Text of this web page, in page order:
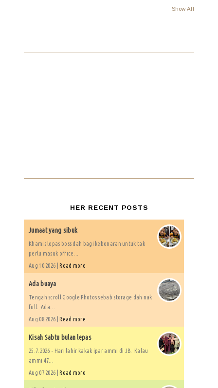
Show All
HER RECENT POSTS
Jumaat yang sibuk
Khamis lepas boss dah bagi kebenaran untuk tak
perlu masuk office...
Aug 10 2026 | Read more
Ada buaya
Tengah scroll Google Photos sebab storage dah nak
full. Ada...
Aug 08 2026 | Read more
Kisah Sabtu bulan lepas
25.7.2026 - Hari lahir kakak ipar ammi di JB. Kalau
ammi 47...
Aug 07 2026 | Read more